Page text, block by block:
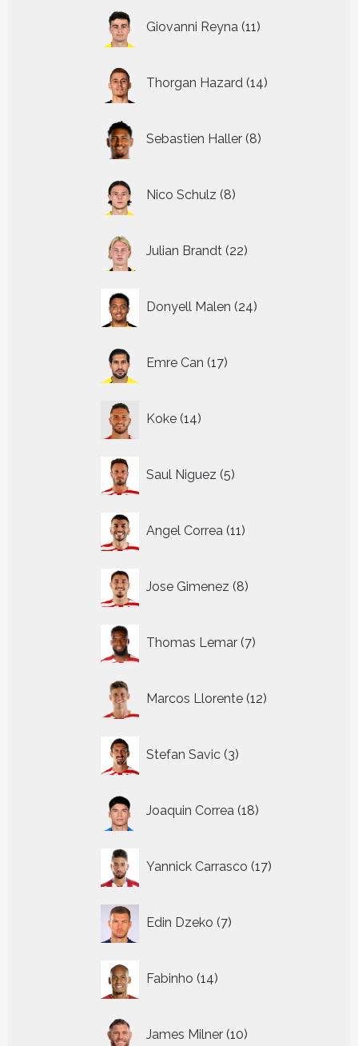
Giovanni Reyna 11
producten
Thorgan Hazard 14
producten
Sebastien Haller 8
producten
Nico Schulz 8
producten
Julian Brandt 22
producten
Donyell Malen 24
producten
Emre Can 17
producten
Koke 14
producten
Saul Niguez 5
producten
Angel Correa 11
producten
Jose Gimenez 8
producten
Thomas Lemar 7
producten
Marcos Llorente 12
producten
Stefan Savic 3
producten
Joaquin Correa 18
producten
Yannick Carrasco 17
producten
Edin Dzeko 7
producten
Fabinho 14
producten
James Milner 10